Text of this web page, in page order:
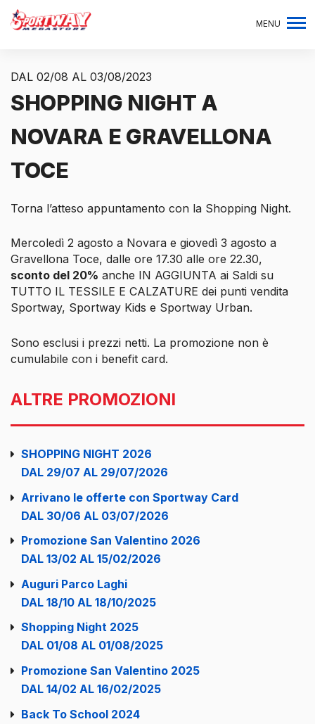
MENU
DAL 02/08 AL 03/08/2023
SHOPPING NIGHT A
NOVARA E GRAVELLONA
TOCE
Torna l’atteso appuntamento con la Shopping Night.
Mercoledì 2 agosto a Novara e giovedì 3 agosto a
Gravellona Toce, dalle ore 17.30 alle ore 22.30,
sconto del 20% anche IN AGGIUNTA ai Saldi su
TUTTO IL TESSILE E CALZATURE dei punti vendita
Sportway, Sportway Kids e Sportway Urban.
Sono esclusi i prezzi netti. La promozione non è
cumulabile con i benefit card.
ALTRE PROMOZIONI
SHOPPING NIGHT 2026
DAL 29/07 AL 29/07/2026
Arrivano le offerte con Sportway Card
DAL 30/06 AL 03/07/2026
Promozione San Valentino 2026
DAL 13/02 AL 15/02/2026
Auguri Parco Laghi
DAL 18/10 AL 18/10/2025
Shopping Night 2025
DAL 01/08 AL 01/08/2025
Promozione San Valentino 2025
DAL 14/02 AL 16/02/2025
Back To School 2024